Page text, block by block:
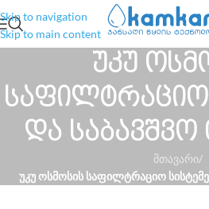
Skip to navigation
Skip to main content
უკუ
საფილტრაციო
და
მთავარი/
უკუ ოსმოსის საფილტრაციო